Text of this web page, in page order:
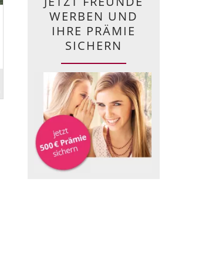
WERBEN UND
IHRE PRÄMIE
SICHERN